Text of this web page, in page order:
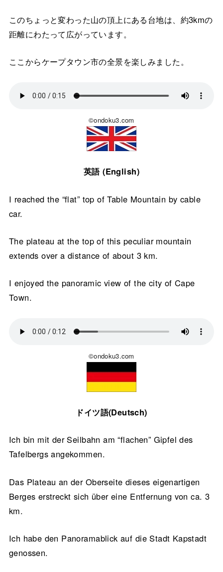
このちょっと変わった山の頂上にある台地は、約3kmの
距離にわたって広がっています。
ここからケープタウン市の全景を楽しみました。
©ondoku3.com
英語 (English)
I reached the “flat” top of Table Mountain by cable
car.
The plateau at the top of this peculiar mountain
extends over a distance of about 3 km.
I enjoyed the panoramic view of the city of Cape
Town.
©ondoku3.com
ドイツ語(Deutsch)
Ich bin mit der Seilbahn am “flachen” Gipfel des
Tafelbergs angekommen.
Das Plateau an der Oberseite dieses eigenartigen
Berges erstreckt sich über eine Entfernung von ca. 3
km.
Ich habe den Panoramablick auf die Stadt Kapstadt
genossen.